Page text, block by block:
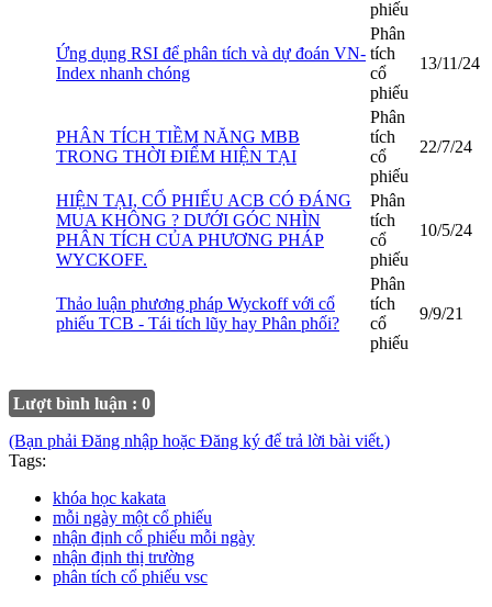
phiếu
Ứng dụng RSI để phân tích và dự đoán VN-
Index nhanh chóng
Phân
tích
cổ
phiếu
13/11/24
PHÂN TÍCH TIỀM NĂNG MBB
TRONG THỜI ĐIỂM HIỆN TẠI
Phân
tích
cổ
phiếu
22/7/24
HIỆN TẠI, CỔ PHIẾU ACB CÓ ĐÁNG
MUA KHÔNG ? DƯỚI GÓC NHÌN
PHÂN TÍCH CỦA PHƯƠNG PHÁP
WYCKOFF.
Phân
tích
cổ
phiếu
10/5/24
Thảo luận phương pháp Wyckoff với cổ
phiếu TCB - Tái tích lũy hay Phân phối?
Phân
tích
cổ
phiếu
9/9/21
Lượt bình luận : 0
(Bạn phải Đăng nhập hoặc Đăng ký để trả lời bài viết.)
Tags:
khóa học kakata
mỗi ngày một cổ phiếu
nhận định cổ phiếu mỗi ngày
nhận định thị trường
phân tích cổ phiếu vsc